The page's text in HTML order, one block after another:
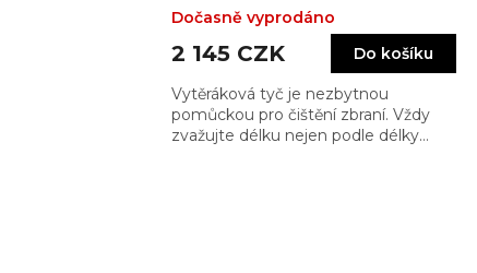
zápal) délka 40"
2 145 CZK Do košíku
Vytěráková tyč je nezbytnou
pomůckou pro čištění zbraní. Vždy
zvažujte délku nejen podle délky
Dočasně vyprodáno